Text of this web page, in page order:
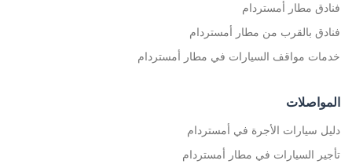
فنادق مطار أمستردام
فنادق بالقرب من مطار أمستردام
خدمات مواقف السيارات في مطار أمستردام
المواصلات
دليل سيارات الأجرة في أمستردام
تأجير السيارات في مطار أمستردام